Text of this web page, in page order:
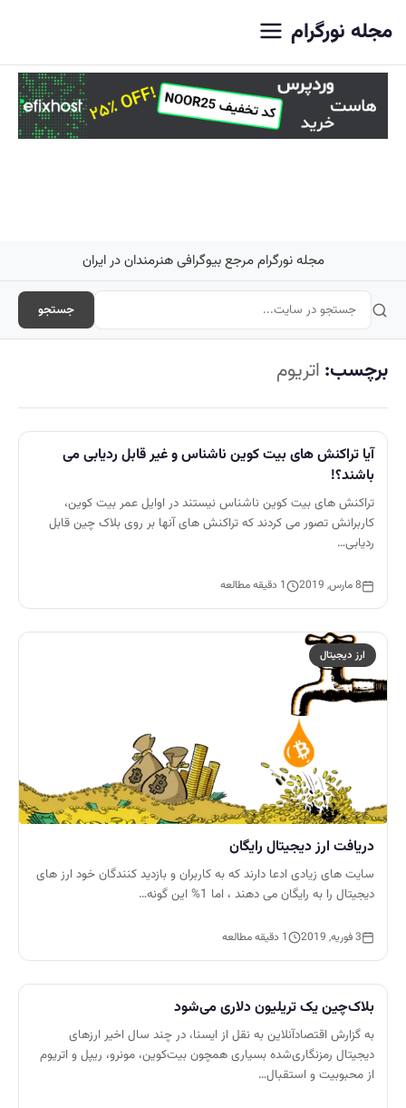
مجله نورگرام
مجله نورگرام مرجع بیوگرافی هنرمندان در ایران
جستجو
برچسب: اتریوم
آیا تراکنش های بیت کوین ناشناس و غیر قابل ردیابی می
باشند؟!
تراکنش های بیت کوین ناشناس نیستند در اوایل عمر بیت کوین،
کاربرانش تصور می کردند که تراکنش های آنها بر روی بلاک چین قابل
ردیابی…
8 مارس, 2019 1 دقیقه مطالعه
ارز دیجیتال
دریافت ارز دیجیتال رایگان
سایت های زیادی ادعا دارند که به کاربران و بازدید کنندگان خود ارز های
دیجیتال را به رایگان می دهند ، اما 1% این گونه…
3 فوریه, 2019 1 دقیقه مطالعه
بلاک‌چین یک تریلیون دلاری می‌شود
به گزارش اقتصادآنلاین به نقل از ایسنا، در چند سال اخیر ارزهای
دیجیتال رمزنگاری‌شده بسیاری همچون بیت‌کوین، مونرو، ریپل و اتریوم
از محبوبیت و استقبال…